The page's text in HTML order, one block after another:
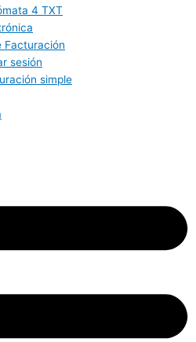
4 TXT
Facturación
sesión
simple